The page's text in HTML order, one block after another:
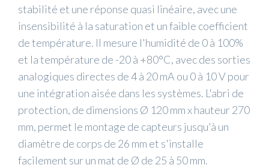
stabilité et une réponse quasi linéaire, avec une
insensibilité à la saturation et un faible coefficient
de température. Il mesure l'humidité de 0 à 100%
et la température de -20 à +80°C, avec des sorties
analogiques directes de 4 à 20 mA ou 0 à 10 V pour
une intégration aisée dans les systèmes. L'abri de
protection, de dimensions Ø 120 mm x hauteur 270
mm, permet le montage de capteurs jusqu'à un
diamètre de corps de 26 mm et s'installe
facilement sur un mat de Ø de 25 à 50 mm.